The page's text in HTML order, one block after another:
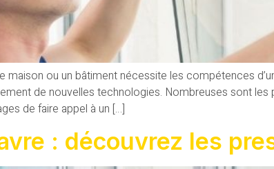
maison ou un bâtiment nécessite les compétences
de nouvelles technologies. Nombreuses sont
de faire appel à un […]
: découvrez les